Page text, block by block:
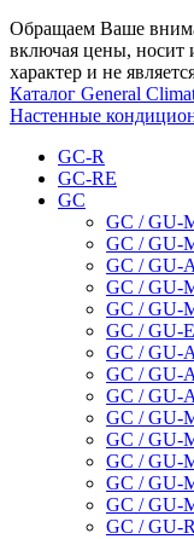
Обращаем Ваше
включая цены, носит
характер и не
Каталог General
Настенные
GC-R
GC-RE
GC
GC / GU-
GC / GU-
GC / GU-
GC / GU-
GC / GU-
GC / GU-
GC / GU-
GC / GU-
GC / GU-
GC / GU-
GC / GU-
GC / GU-
GC / GU-
GC / GU-
GC / GU-